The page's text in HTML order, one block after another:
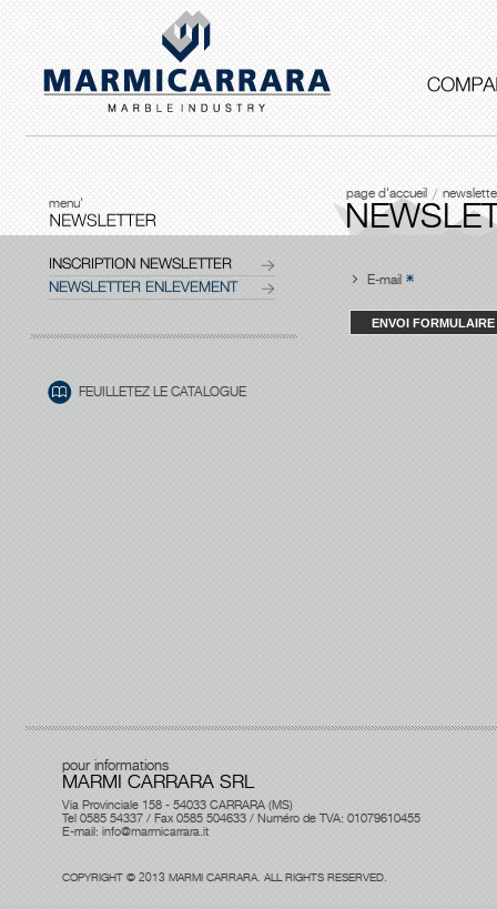
menu'
INSCRIPTION NEWSLETTER
NEWSLETTER ENLEVEMENT
FEUILLETEZ LE CATALOGUE
page d'accueil
E-mail
pour informations
MARMI CARRARA SRL
Via Provinciale 158 - 54033 CARRARA (MS)
Tel 0585 54337 / Fax 0585 504633 / Numéro de TVA: 01079610455
E-mail: info@marmicarrara.it
COPYRIGHT © 2013 MARMI CARRARA. ALL RIGHTS RESERVED.